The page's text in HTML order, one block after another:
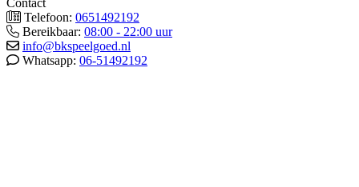
Telefoon: 0651492192
Bereikbaar: 08:00 - 22:00 uur
info@bkspeelgoed.nl
Whatsapp: 06-51492192